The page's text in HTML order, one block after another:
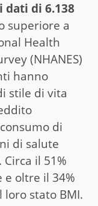
dati di 6.138
superiore a
Health
(NHANES)
hanno
stile di vita
di
di salute
il 51%
oltre il 34%
loro stato BMI.